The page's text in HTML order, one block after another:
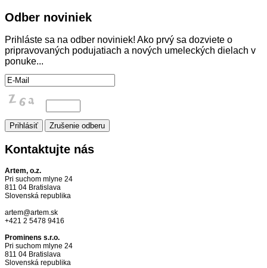
Odber noviniek
Prihláste sa na odber noviniek! Ako prvý sa dozviete o
pripravovaných podujatiach a nových umeleckých dielach v
ponuke...
Kontaktujte nás
Artem, o.z.
Pri suchom mlyne 24
811 04 Bratislava
Slovenská republika
artem@artem.sk
+421 2 5478 9416
Prominens s.r.o.
Pri suchom mlyne 24
811 04 Bratislava
Slovenská republika